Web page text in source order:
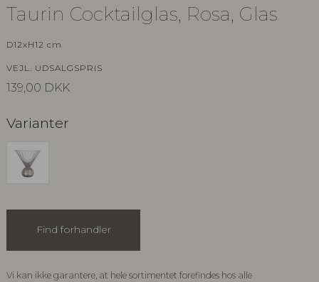
Taurin Cocktailglas, Rosa, Glas
D12xH12 cm
VEJL. UDSALGSPRIS
139,00 DKK
Varianter
Find forhandler
Vi kan ikke garantere, at hele sortimentet forefindes hos alle